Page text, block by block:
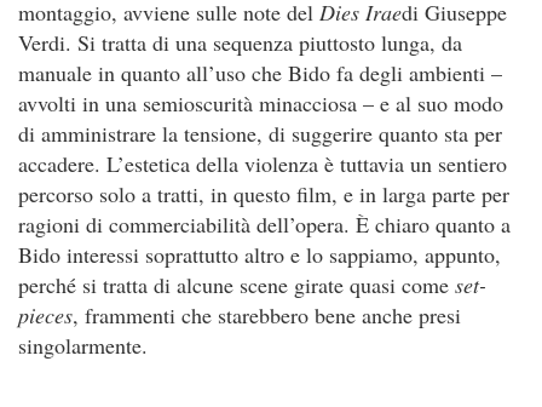
montaggio, avviene sulle note del Dies Iraedi Giuseppe
Verdi. Si tratta di una sequenza piuttosto lunga, da
manuale in quanto all’uso che Bido fa degli ambienti –
avvolti in una semioscurità minacciosa – e al suo modo
di amministrare la tensione, di suggerire quanto sta per
accadere. L’estetica della violenza è tuttavia un sentiero
percorso solo a tratti, in questo film, e in larga parte per
ragioni di commerciabilità dell’opera. È chiaro quanto a
Bido interessi soprattutto altro e lo sappiamo, appunto,
perché si tratta di alcune scene girate quasi come set-
pieces, frammenti che starebbero bene anche presi
singolarmente.